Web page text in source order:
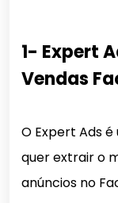
1- Expert
Vendas
O Expert Ads
quer extrair o
anúncios no